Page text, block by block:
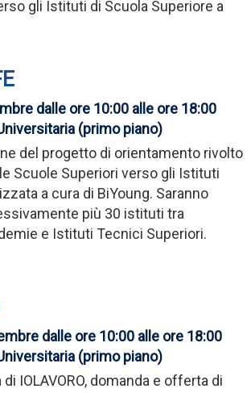
gli Istituti di Scuola Superiore a
dalle ore 10:00 alle ore 18:00
(primo piano)
del progetto di orientamento rivolto
Scuole Superiori verso gli Istituti
a cura di BiYoung. Saranno
più 30 istituti tra
e Istituti Tecnici Superiori.
dalle ore 10:00 alle ore 18:00
(primo piano)
IOLAVORO, domanda e offerta di